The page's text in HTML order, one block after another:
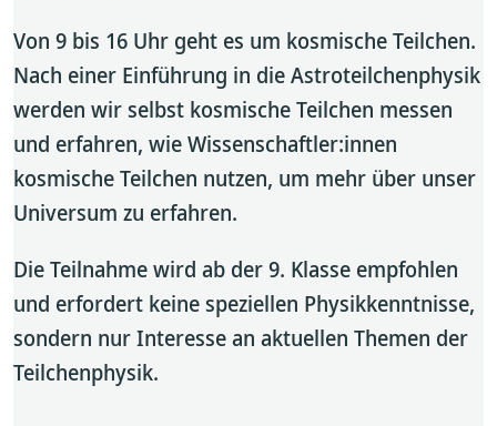
Von 9 bis 16 Uhr geht es um kosmische Teilchen.
Nach einer Einführung in die Astroteilchenphysik
werden wir selbst kosmische Teilchen messen
und erfahren, wie Wissenschaftler:innen
kosmische Teilchen nutzen, um mehr über unser
Universum zu erfahren.
Die Teilnahme wird ab der 9. Klasse empfohlen
und erfordert keine speziellen Physikkenntnisse,
sondern nur Interesse an aktuellen Themen der
Teilchenphysik.